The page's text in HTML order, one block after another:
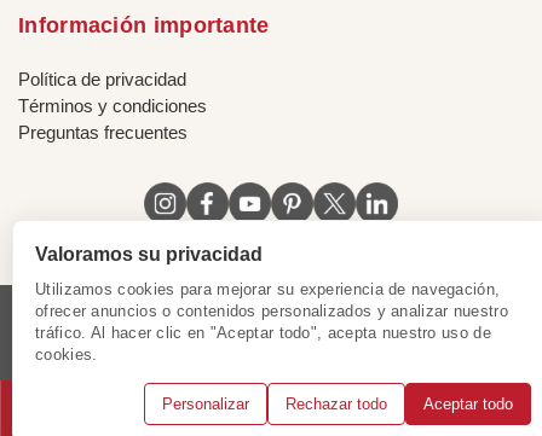
Información importante
Política de privacidad
Términos y condiciones
Preguntas frecuentes
Licencia de Vietnam | Certificado de Singapur
|
Certificado de Hong Kong, China
© 2018 - 2025 Mundo Asia. Reservados todos los derechos.
Valoramos su privacidad
Utilizamos cookies para mejorar su experiencia de navegación,
ofrecer anuncios o contenidos personalizados y analizar nuestro
tráfico. Al hacer clic en "Aceptar todo", acepta nuestro uso de
cookies.
Personalizar Rechazar todo Aceptar todo